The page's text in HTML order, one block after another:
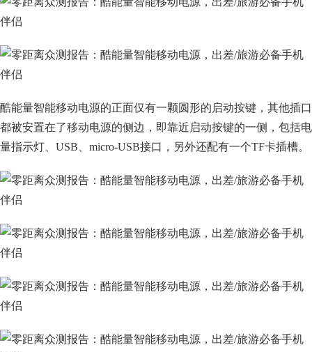
酷能量智能移动电源的正面仅有一颗圆形的启动按键，其他插口
都被安置在了移动电源的侧边，即靠近启动按键的一侧，包括电
量指示灯、USB、micro-USB接口，另外还配有一个TF卡插槽。